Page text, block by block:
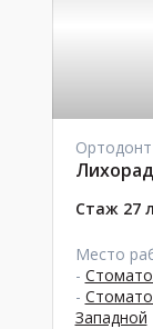
Ортодонт
Стаж 27
Место
-
-
Западной